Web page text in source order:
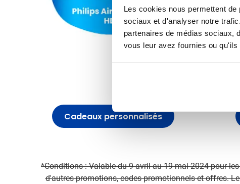
Les cookies nous permettent
sociaux et d'analyser notre
partenaires de médias sociaux,
vous leur avez fournies ou
Cadeaux personnalisés
*Conditions : Valable du 9 avril au 19 mai 2024 pour
d'autres promotions, codes promotionnels et offres.